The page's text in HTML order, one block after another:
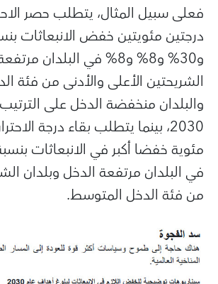
فعلى سبيل المثال، يتطلب حصر
و30% و8% و8% في البلدان
الشريحتين الأعلى والأدنى من فئة
والبلدان منخفضة الدخل على
في البلدان مرتفعة الدخل وبلدان
من فئة الدخل المتوسط.